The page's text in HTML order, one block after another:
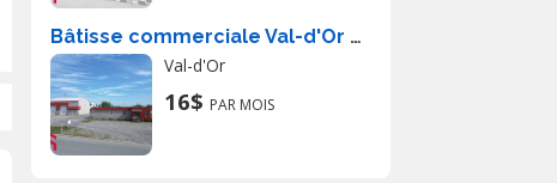
Bâtisse commerciale Val-d'Or À Louer
Val-d'Or
16$ PAR MOIS